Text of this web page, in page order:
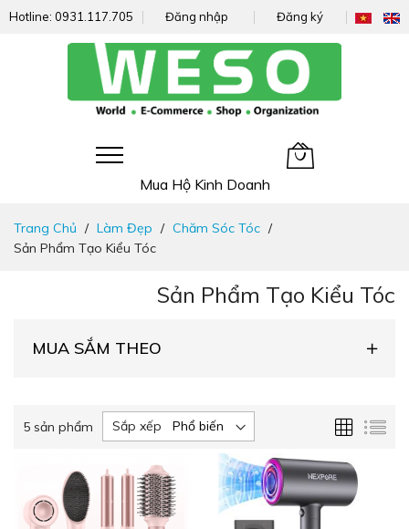
Hotline: 0931.117.705 Đăng nhập Đăng ký
Mua Hộ Kinh Doanh
nhanh
đến
Trang Chủ Làm Đẹp
Chăm Sóc Tóc
Sản Phẩm Tạo Kiểu Tóc
Sản Phẩm Tạo Kiểu Tóc
5 sản phẩm Sắp xếp Lưới
MUA SẮM THEO